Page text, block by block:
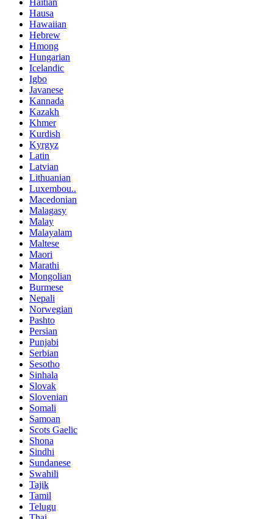
Hausa
Hawaiian
Hebrew
Hmong
Hungarian
Icelandic
Igbo
Javanese
Kannada
Kazakh
Khmer
Kurdish
Kyrgyz
Latin
Latvian
Lithuanian
Luxembou..
Macedonian
Malagasy
Malay
Malayalam
Maltese
Maori
Marathi
Mongolian
Burmese
Nepali
Norwegian
Pashto
Persian
Punjabi
Serbian
Sesotho
Sinhala
Slovak
Slovenian
Somali
Samoan
Scots Gaelic
Shona
Sindhi
Sundanese
Swahili
Tajik
Tamil
Telugu